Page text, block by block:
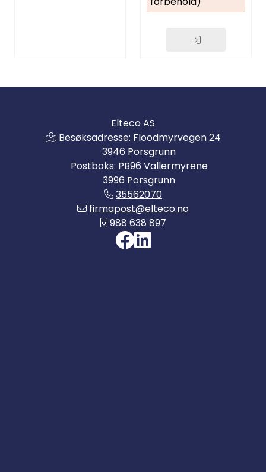
Elteco AS
Besøksadresse: Floodmyrvegen 24
3946 Porsgrunn
Postboks: PB96 Vallermyrene
3996 Porsgrunn
35562070
firmapost@elteco.no
988 638 897